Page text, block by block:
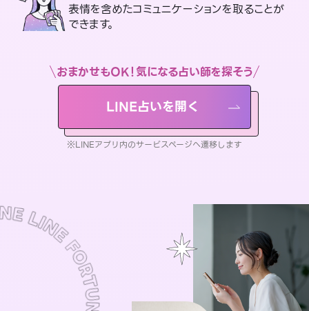
表情を含めたコミュニケーションを取ることが
できます。
おまかせもOK！気になる占い師を探そう
LINE占いを開く
※LINEアプリ内のサービスページへ遷移します